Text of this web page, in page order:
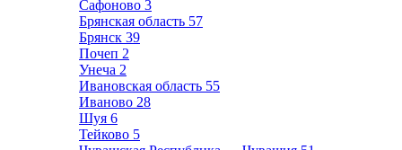
Сафоново 3
Брянская область 57
Брянск 39
Почеп 2
Унеча 2
Ивановская область 55
Иваново 28
Шуя 6
Тейково 5